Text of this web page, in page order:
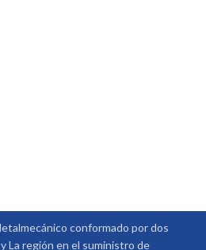
conformado por dos
La región en el suministro de